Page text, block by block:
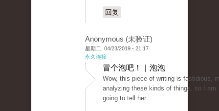
回复
Anonymous (未验证)
星期二, 04/23/2019 - 21:17
永久连接
冒个泡吧！ | 泡泡
Wow, this piece of writing is fastidious,
analyzing these kinds of things, so I am
going to tell her.